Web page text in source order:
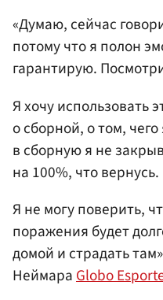
«Думаю, сейчас
потому что я полон
гарантирую.
Я хочу использовать
о сборной, о том,
в сборную я не
на 100%, что вернусь.
Я не могу поверить,
поражения будет
домой и страдать
НеймараGlobo